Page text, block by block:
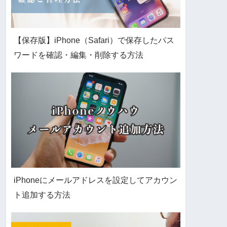
【保存版】iPhone（Safari）で保存したパス
ワードを確認・編集・削除する方法
iPhoneにメールアドレスを設定してアカウン
ト追加する方法